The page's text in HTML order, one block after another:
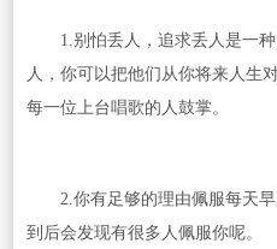
1.别怕丢人，追求丢人是一种
人，你可以把他们从你将来人生
每一位上台唱歌的人鼓掌。
2.你有足够的理由佩服每天早
到后会发现有很多人佩服你呢。